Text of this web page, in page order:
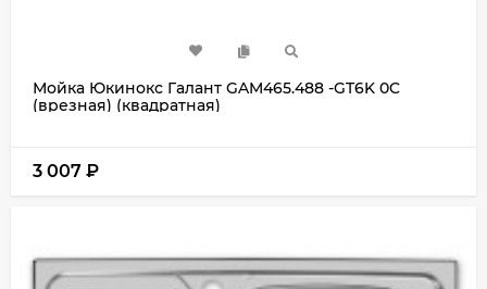
Мойка Юкинокс Галант GAM465.488 -GT6K 0C
(врезная) (квадратная)
3 007 ₽